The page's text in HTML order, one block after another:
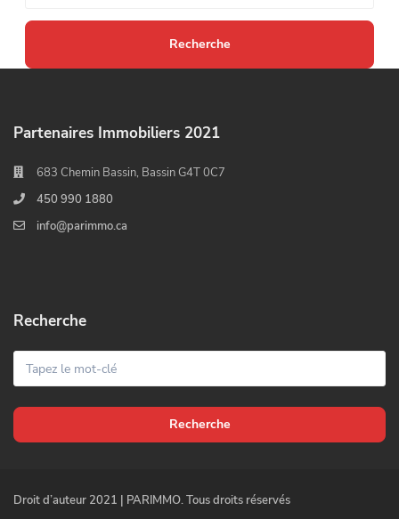
Partenaires Immobiliers 2021
683 Chemin Bassin, Bassin G4T 0C7
450 990 1880
info@parimmo.ca
Recherche
Recherche
Droit d’auteur 2021 | PARIMMO. Tous droits réservés